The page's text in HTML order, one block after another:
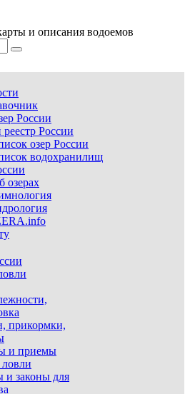
и описания водоемов
России
России
озер России
водохранилищ
озерах
прикормки,
и приемы
и законы для